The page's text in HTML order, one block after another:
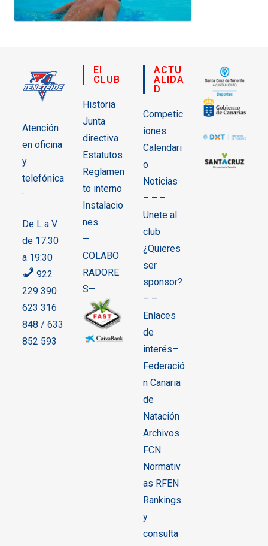
Atención
en oficina
y
telefónica
:
De L a V
de 17:30
a 19:30
922
229 390
623 316
848 / 633
852 593
El
CLUB
Historia
Junta
directiva
Estatutos
Reglamen
to interno
Instalacio
nes
—
COLABO
RADORE
S—
ACTU
ALIDA
D
Competic
iones
Calendari
o
Noticias
– – –
Unete al
club
¿Quieres
ser
sponsor?
– –
Enlaces
de
interés–
Federació
n Canaria
de
Natación
Archivos
FCN
Normativ
as RFEN
Rankings
y
consulta